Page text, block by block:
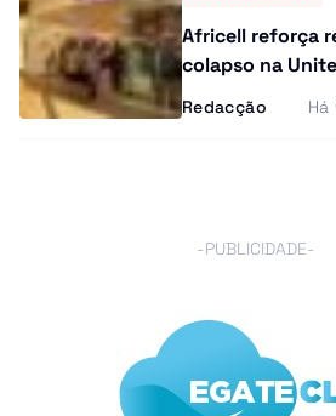
Africell reforça
colapso na
provocar corrida
novos clientes
Redacção Há
-PUBLICIDADE-